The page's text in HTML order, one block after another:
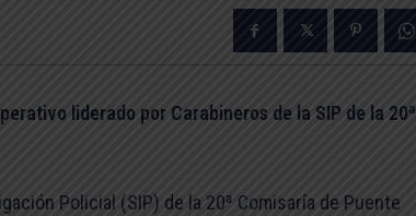
liderado por Carabineros de la SIP de la 20ª
Policial (SIP) de la 20ª Comisaría de Puente